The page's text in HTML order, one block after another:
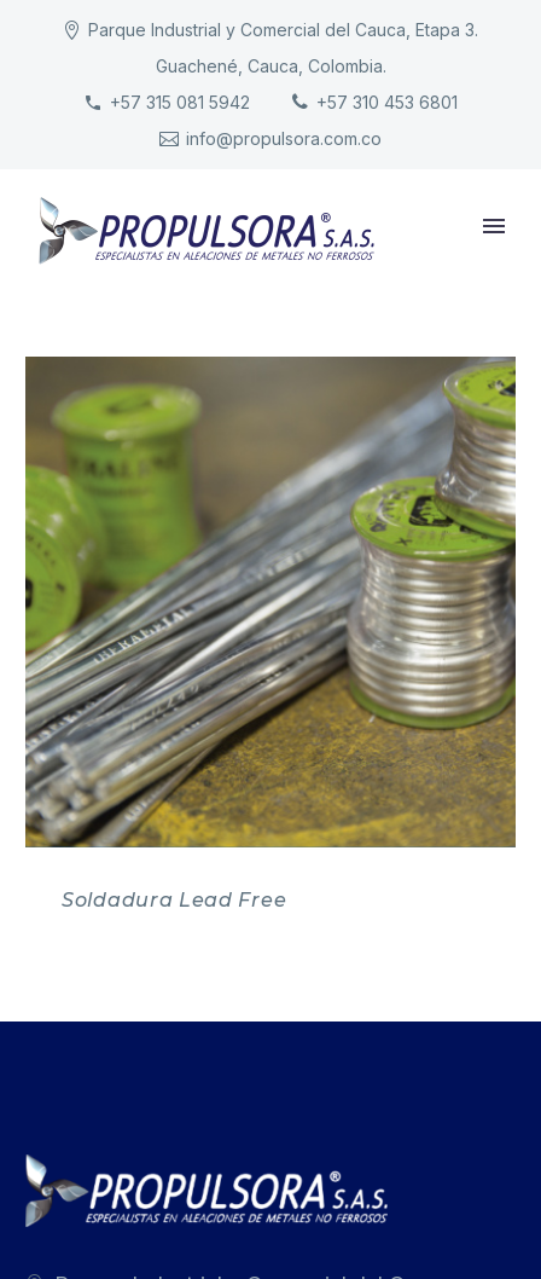
Parque Industrial y Comercial del Cauca, Etapa 3.
Guachené, Cauca, Colombia.
+57 315 081 5942
+57 310 453 6801
info@propulsora.com.co
INICIO
PRODUCTOS
Soldadura Lead Free